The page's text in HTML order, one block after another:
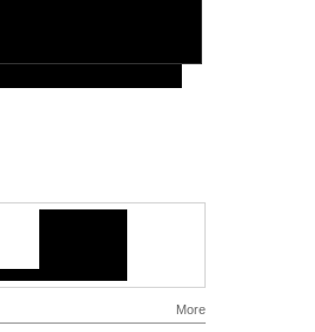
More